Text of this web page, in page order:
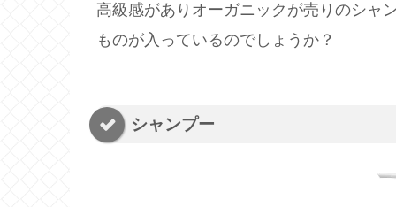
高級感がありオーガニックが売りのシャ
ものが入っているのでしょうか？
シャンプー